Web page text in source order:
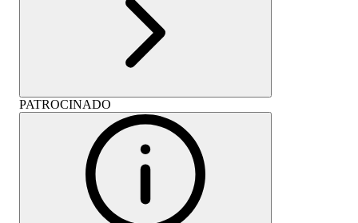
PATROCINADO